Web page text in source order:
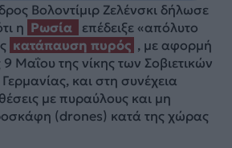
Βολοντίμιρ Ζελένσκι δήλωσε
η Ρωσία
επέδειξε «απόλυτο
κατάπαυση πυρός , με αφορμή
Μαΐου της νίκης των Σοβιετικών
Γερμανίας, και στη συνέχεια
με πυραύλους και μη
(drones) κατά της χώρας